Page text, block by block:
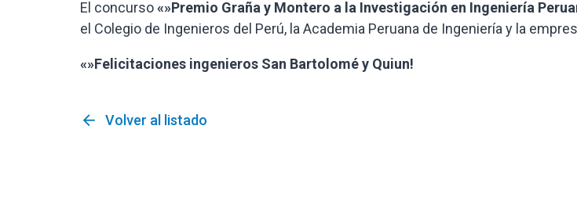
El concurso«»Premio Graña y Montero a la Investigación en Ingeniería
el Colegio de Ingenieros del Perú, la Academia Peruana de Ingeniería y la
«»Felicitaciones ingenieros San Bartolomé y Quiun!
arrow_back Volver al listado